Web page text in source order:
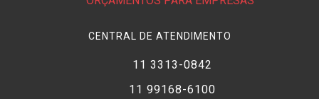
CENTRAL DE ATENDIMENTO
11 3313-0842
11 99168-6100